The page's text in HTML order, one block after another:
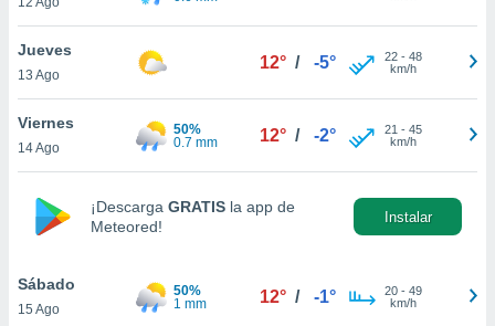
de
aceptar
de
Jueves
13 Ago
12° / -5° 22- 48
km/h
Viernes
14 Ago
50%
0.7 mm
12° / -2° 21 - 45
km/h
¡Descarga GRATIS la app de
Meteored!
Instalar
Sábado
15 Ago
50%
1 mm
12° / -1° 20- 49
km/h